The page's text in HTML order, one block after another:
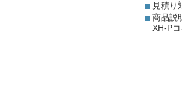
見積り
商品説
XH-P